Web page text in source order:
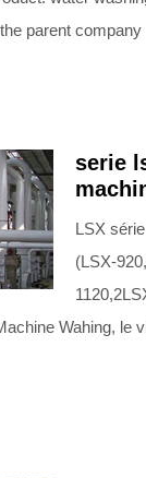
parent company
serie
LSX
(LSX-
Wahing, le